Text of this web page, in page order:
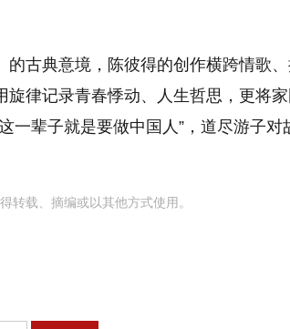
古典意境，陈彼得的创作横跨情歌
律记录青春悸动、人生哲思，更将家
辈子就是要做中国人”，道尽游子对
转载、摘编或以其他方式使用。